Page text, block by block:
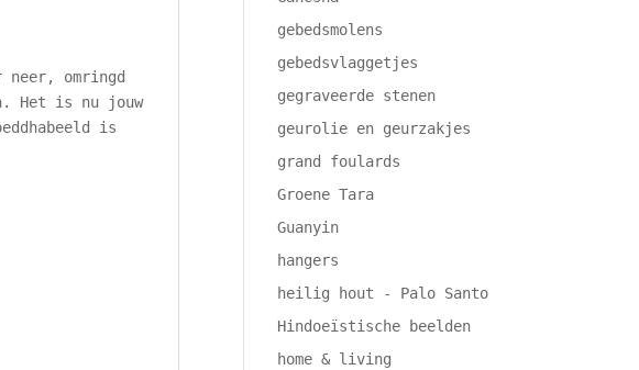
neer, omringd
Het is nu jouw
is
gebedsmolens
gebedsvlaggetjes
gegraveerde stenen
geurolie en geurzakjes
grand foulards
Groene Tara
Guanyin
hangers
heilig hout - Palo Santo
Hindoeïstische beelden
home & living